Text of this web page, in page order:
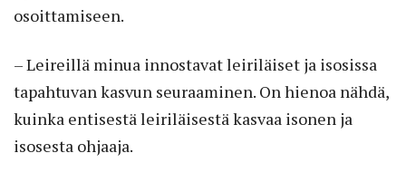
osoittamiseen.
– Leireillä minua innostavat leiriläiset ja isosissa
tapahtuvan kasvun seuraaminen. On hienoa nähdä,
kuinka entisestä leiriläisestä kasvaa isonen ja
isosesta ohjaaja.